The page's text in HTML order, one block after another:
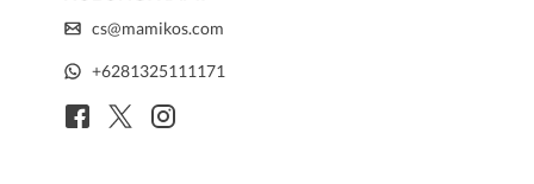
cs@mamikos.com
+6281325111171